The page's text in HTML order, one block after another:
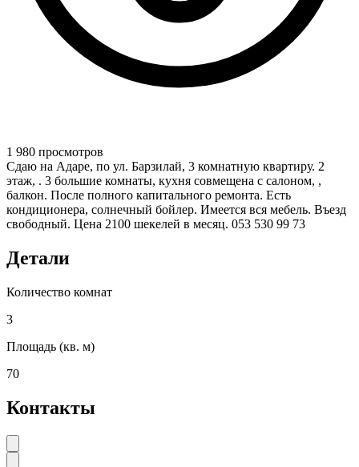
1 980 просмотров
Сдаю на Адаре, по ул. Барзилай, 3 комнатную квартиру. 2
этаж, . 3 большие комнаты, кухня совмещена с салоном, ,
балкон. После полного капитального ремонта. Есть
кондиционера, солнечный бойлер. Имеется вся мебель. Въезд
свободный. Цена 2100 шекелей в месяц. 053 530 99 73
Детали
Количество комнат
3
Площадь (кв. м)
70
Контакты